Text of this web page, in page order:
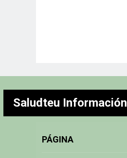
Saludteu Información
PÁGINA